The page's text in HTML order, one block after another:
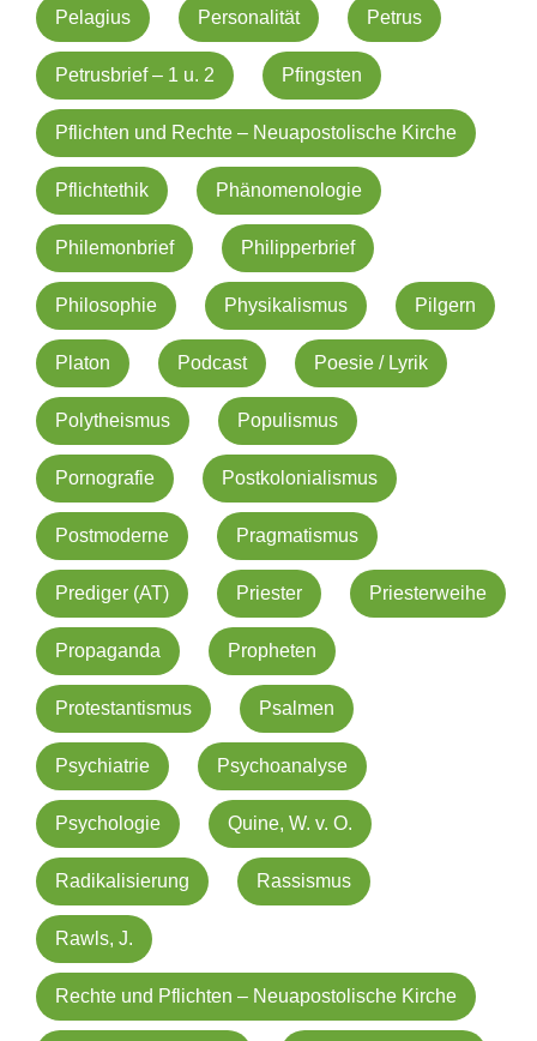
Pelagius Personalität Petrus
Petrusbrief – 1 u. 2 Pfingsten
Pflichten und Rechte – Neuapostolische Kirche
Pflichtethik Phänomenologie
Philemonbrief Philipperbrief
Philosophie Physikalismus Pilgern
Platon Podcast Poesie / Lyrik
Polytheismus Populismus
Pornografie Postkolonialismus
Postmoderne Pragmatismus
Prediger (AT) Priester Priesterweihe
Propaganda Propheten
Protestantismus Psalmen
Psychiatrie Psychoanalyse
Psychologie Quine, W. v. O.
Radikalisierung Rassismus
Rawls, J.
Rechte und Pflichten – Neuapostolische Kirche